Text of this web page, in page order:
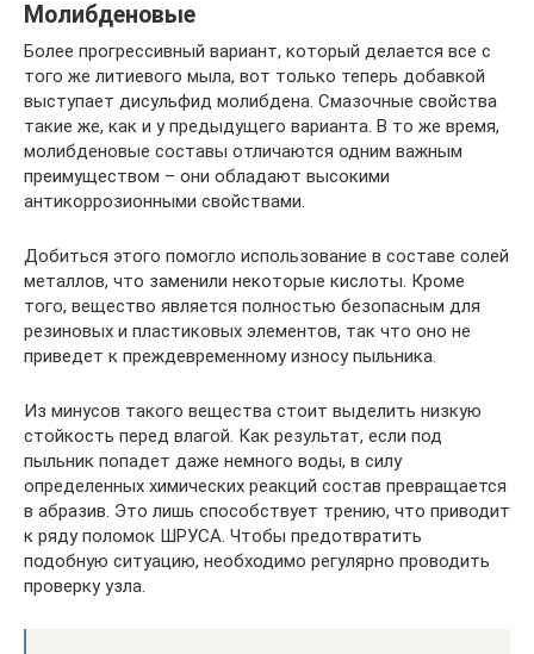
Молибденовые
Более прогрессивный вариант, который делается все с
того же литиевого мыла, вот только теперь добавкой
выступает дисульфид молибдена. Смазочные свойства
такие же, как и у предыдущего варианта. В то же время,
молибденовые составы отличаются одним важным
преимуществом – они обладают высокими
антикоррозионными свойствами.
Добиться этого помогло использование в составе солей
металлов, что заменили некоторые кислоты. Кроме
того, вещество является полностью безопасным для
резиновых и пластиковых элементов, так что оно не
приведет к преждевременному износу пыльника.
Из минусов такого вещества стоит выделить низкую
стойкость перед влагой. Как результат, если под
пыльник попадет даже немного воды, в силу
определенных химических реакций состав превращается
в абразив. Это лишь способствует трению, что приводит
к ряду поломок ШРУСА. Чтобы предотвратить
подобную ситуацию, необходимо регулярно проводить
проверку узла.